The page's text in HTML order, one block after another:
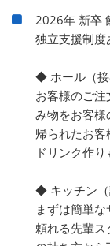
2026年 新卒
独立支援制度
◆ ホール（接
お客様のご
み物をお客様
帰られたお
ドリンク作り
◆ キッチン（
まずは簡単
頼れる先輩